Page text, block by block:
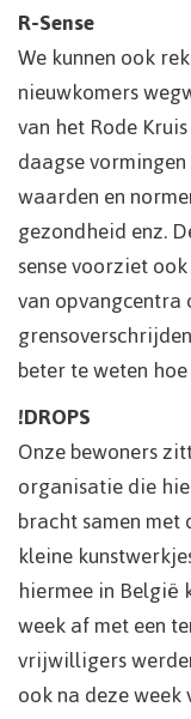
R-Sense
We kunnen ook
nieuwkomers
van het Rode
daagse
waarden en
gezondheid enz.
sense voorziet
van
beter te weten
!DROPS
Onze bewoners
organisatie die
bracht samen
kleine
hiermee in België
week af met een
vrijwilligers
ook na deze